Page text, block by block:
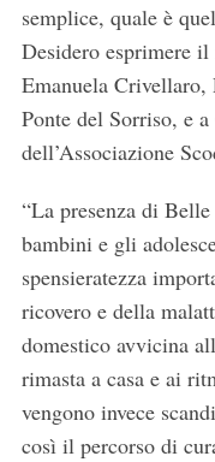
semplice, quale è
Desidero esprimere
Emanuela Crivellaro,
Ponte del Sorriso, e
dell’Associazione
“La presenza di
bambini e gli
spensieratezza
ricovero e della
domestico avvicina
rimasta a casa e ai
vengono invece
così il percorso di